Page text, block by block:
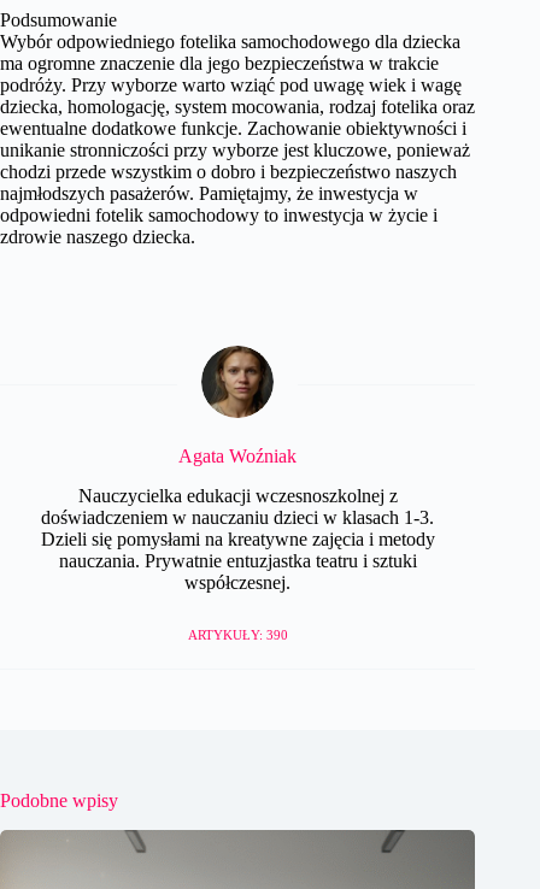
Podsumowanie
Wybór odpowiedniego fotelika samochodowego dla dziecka
ma ogromne znaczenie dla jego bezpieczeństwa w trakcie
podróży. Przy wyborze warto wziąć pod uwagę wiek i wagę
dziecka, homologację, system mocowania, rodzaj fotelika oraz
ewentualne dodatkowe funkcje. Zachowanie obiektywności i
unikanie stronniczości przy wyborze jest kluczowe, ponieważ
chodzi przede wszystkim o dobro i bezpieczeństwo naszych
najmłodszych pasażerów. Pamiętajmy, że inwestycja w
odpowiedni fotelik samochodowy to inwestycja w życie i
zdrowie naszego dziecka.
Agata Woźniak
Nauczycielka edukacji wczesnoszkolnej z
doświadczeniem w nauczaniu dzieci w klasach 1-3.
Dzieli się pomysłami na kreatywne zajęcia i metody
nauczania. Prywatnie entuzjastka teatru i sztuki
współczesnej.
ARTYKUŁY: 390
Podobne wpisy